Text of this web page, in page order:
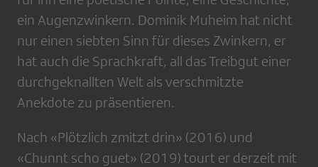
ein Augenzwinkern. Dominik Muheim hat nicht
nur einen siebten Sinn für dieses Zwinkern, er
hat auch die Sprachkraft, all das Treibgut einer
durchgeknallten Welt als verschmitzte
Anekdote zu präsentieren.
Nach «Plötzlich zmitzt drin» (2016) und
«Chunnt scho guet» (2019) tourt er derzeit mit